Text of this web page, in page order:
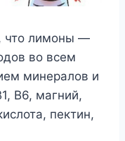
что лимоны —
во всем
минералов и
B6, магний,
пектин,